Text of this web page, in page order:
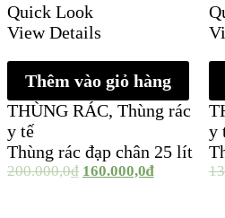
Quick Look
View Details
Thêm vào giỏ hàng
THÙNG RÁC, Thùng rác
y tế
Thùng rác đạp chân 25 lít
200.000,0₫ 160.000,0₫
y